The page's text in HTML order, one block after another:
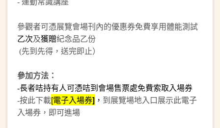
- 運動常識講座
參觀者可憑展覽會場刊內的優惠券免費享用體能測試
乙次及獲贈紀念品乙份
(先到先得，送完即止）
參加方法：
-長者咭持有人可憑咭到會場售票處免費索取入場券
-按此下載[電子入場券] ， 到展覽場地入口展示此電子
入場券，即可進場